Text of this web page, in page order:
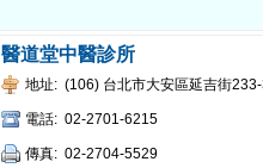
醫道堂中醫診所
地址: (106) 台北市大安區延吉街
電話: 02-2701-6215
傳真: 02-2704-5529